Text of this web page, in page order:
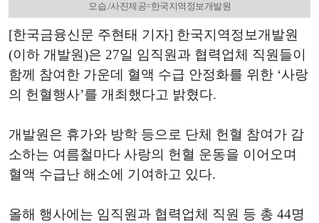
모습./사진제공=한국지역정보개발원
[한국금융신문 주현태 기자] 한국지역정보개발원
(이하 개발원)은 27일 임직원과 협력업체 직원들이
함께 참여한 가운데 혈액 수급 안정화를 위한 ‘사랑
의 헌혈행사’를 개최했다고 밝혔다.
개발원은 휴가와 방학 등으로 단체 헌혈 참여가 감
소하는 여름철마다 사랑의 헌혈 운동을 이어오며
혈액 수급난 해소에 기여하고 있다.
올해 행사에는 임직원과 협력업체 직원 등 총 44명